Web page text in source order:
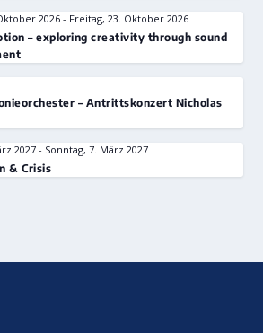
2026 - Freitag, 23. Oktober 2026
– exploring creativity through sound
– Antrittskonzert Nicholas
2027- Sonntag, 7. März 2027
& Crisis